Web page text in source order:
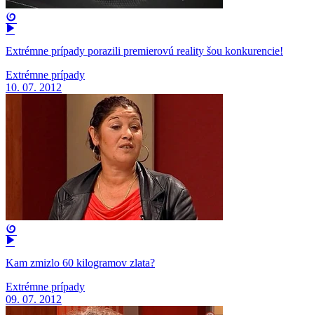
Extrémne prípady porazili premierovú reality šou konkurencie!
Extrémne prípady
10. 07. 2012
Kam zmizlo 60 kilogramov zlata?
Extrémne prípady
09. 07. 2012